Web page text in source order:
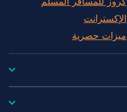
الإكسترانت
ميزات حصرية